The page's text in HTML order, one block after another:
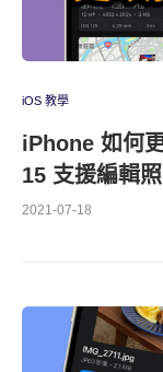
iOS 教學
iPhone 如何
15 支援編輯
2021-07-18